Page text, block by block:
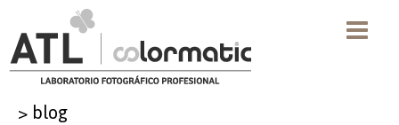
> blog